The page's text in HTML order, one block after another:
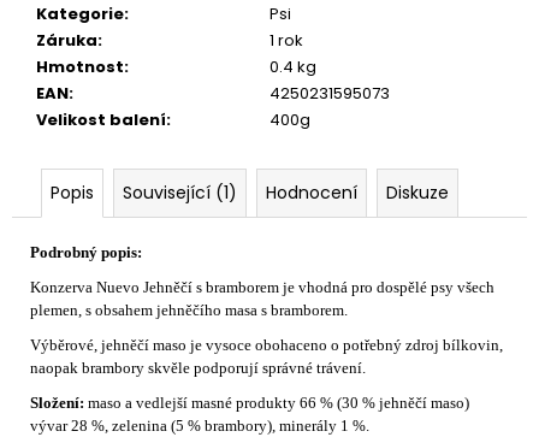
Kategorie:
Psi
Záruka:
1 rok
Hmotnost:
0.4 kg
EAN:
4250231595073
Velikost balení: 400g
Popis Související (1) Hodnocení Diskuze
Podrobný popis:
Konzerva Nuevo Jehněčí s bramborem je vhodná pro dospělé psy všech
plemen, s obsahem jehněčího masa s bramborem.
Výběrové, jehněčí maso je vysoce obohaceno o potřebný zdroj bílkovin,
naopak brambory skvěle podporují správné trávení.
Složení: maso a vedlejší masné produkty 66 % (30 % jehněčí maso)
vývar 28 %, zelenina (5 % brambory), minerály 1 %.